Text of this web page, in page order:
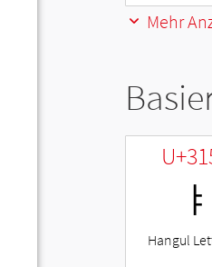
Mehr
ㅑ
Hangul